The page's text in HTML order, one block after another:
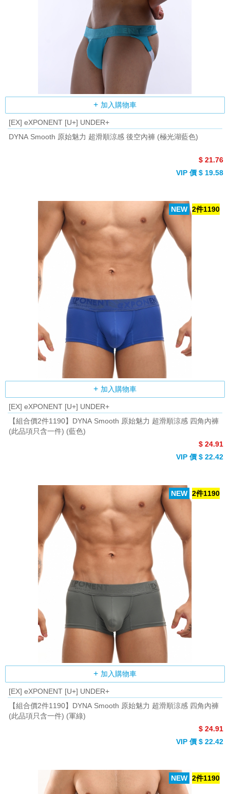
加入購物車
[EX] eXPONENT [U+] UNDER+
DYNA Smooth 原始魅力 超滑順涼感 後空內褲 (極光湖藍色)
$ 21.76
VIP 價 $ 19.58
加入購物車
[EX] eXPONENT [U+] UNDER+
【組合價2件1190】DYNA Smooth 原始魅力 超滑順涼感 四角內褲
(此品項只含一件) (藍色)
$ 24.91
VIP 價 $ 22.42
NEW 2件1190
加入購物車
[EX] eXPONENT [U+] UNDER+
【組合價2件1190】DYNA Smooth 原始魅力 超滑順涼感 四角內褲
(此品項只含一件) (軍綠)
$ 24.91
VIP 價 $ 22.42
NEW 2件1190
NEW 2件1190